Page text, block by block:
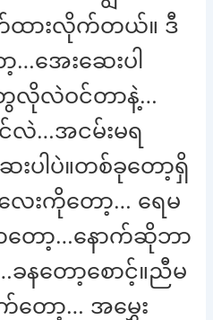
ထားလိုက်တယ်။ ဒီ
အေးဆေးပါ
လိုလဲဝင်တာနဲ့…
လဲ…အငမ်းမရ
ပါပဲ။တစ်ခုတော့ရှိ
းကိုတော့… ရေမ
တော့…နောက်ဆိုဘာ
ခနတော့စောင့်။ညီမ
ော့… အမွှေး